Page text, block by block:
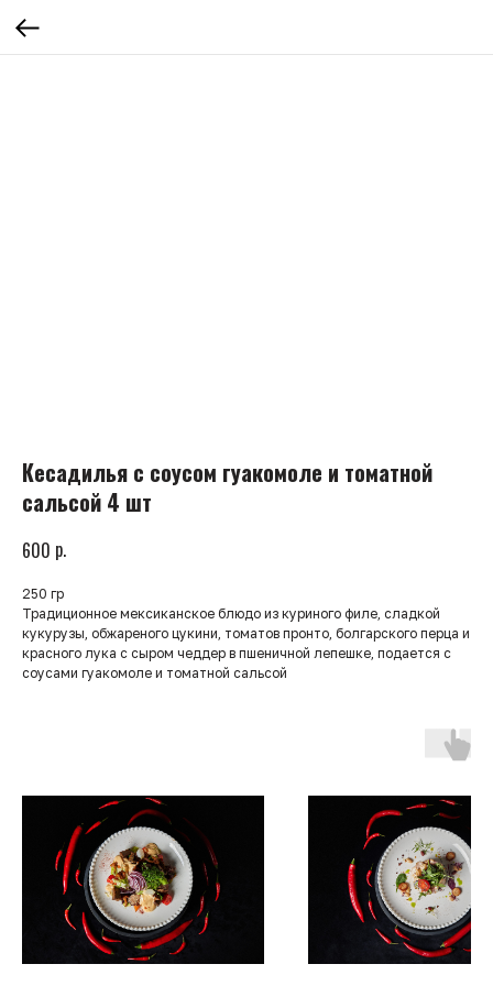
Кесадилья с соусом гуакомоле и томатной
сальсой 4 шт
600 р.
250 гр
Традиционное мексиканское блюдо из куриного филе, сладкой
кукурузы, обжареного цукини, томатов пронто, болгарского перца и
красного лука с сыром чеддер в пшеничной лепешке, подается с
соусами гуакомоле и томатной сальсой